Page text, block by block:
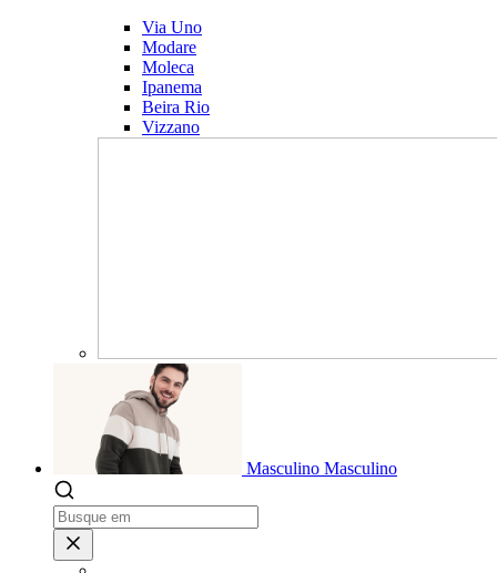
Via Uno
Modare
Moleca
Ipanema
Beira Rio
Vizzano
Masculino Masculino